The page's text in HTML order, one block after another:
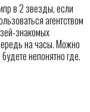
в 2 звезды, если
агентством
знакомых
на часы. Можно
непонятно где.